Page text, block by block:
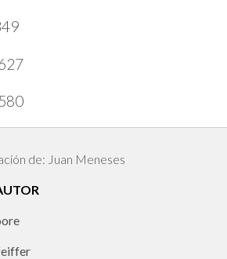
de: Juan Meneses